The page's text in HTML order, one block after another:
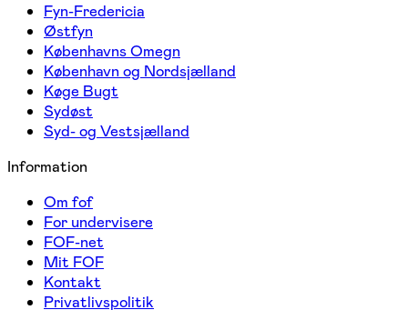
Fyn-Fredericia
Østfyn
Københavns Omegn
København og Nordsjælland
Køge Bugt
Sydøst
Syd- og Vestsjælland
Information
Om fof
For undervisere
FOF-net
Mit FOF
Kontakt
Privatlivspolitik